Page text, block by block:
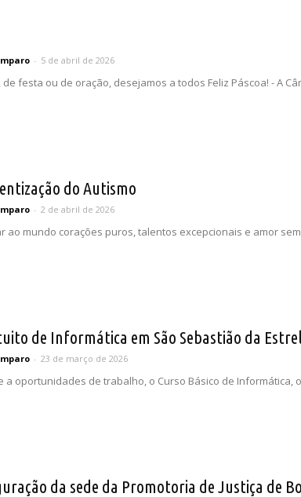
- 5 de abril de 2026
festa ou de oração, desejamos a todos Feliz Páscoa! - A
do Autismo
- 2 de abril de 2026
mundo corações puros, talentos excepcionais e amor
de Informática em São Sebastião da
- 23 de março de 2026
oportunidades de trabalho, o Curso Básico de Informática,
da sede da Promotoria de Justiça de